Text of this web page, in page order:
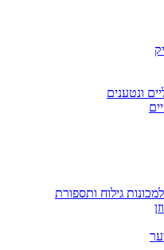
ונטענים
גילוח ותספורת